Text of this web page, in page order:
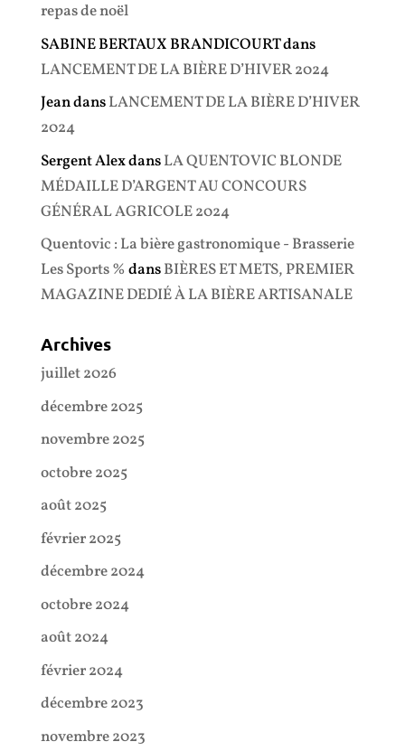
repas de noël
SABINE BERTAUX BRANDICOURTdans
LANCEMENT DE LA BIÈRE D’HIVER 2024
JeandansLANCEMENT DE LA BIÈRE D’HIVER
2024
Sergent AlexdansLA QUENTOVIC BLONDE
MÉDAILLE D’ARGENT AU CONCOURS
GÉNÉRAL AGRICOLE 2024
Quentovic : La bière gastronomique - Brasserie
Les Sports % dansBIÈRES ET METS, PREMIER
MAGAZINE DEDIÉ À LA BIÈRE ARTISANALE
Archives
juillet 2026
décembre 2025
novembre 2025
octobre 2025
août 2025
février 2025
décembre 2024
octobre 2024
août 2024
février 2024
décembre 2023
novembre 2023